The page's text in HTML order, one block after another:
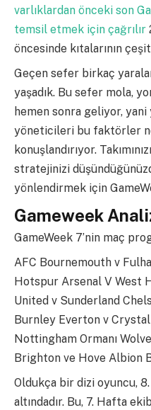
varlıklardan önceki son
temsil etmek için çağrılır
öncesinde kıtalarının
Geçen sefer birkaç
yaşadık. Bu sefer mola,
hemen sonra geliyor,
yöneticileri bu faktörler
konuşlandırıyor.
stratejinizi
yönlendirmek için
Gameweek
GameWeek 7’nin maç
AFC Bournemouth v
Hotspur Arsenal V West
United v Sunderland
Burnley Everton v
Nottingham Ormanı
Brighton ve Hove Albion
Oldukça bir dizi oyuncu,
altındadır. Bu, 7. Hafta